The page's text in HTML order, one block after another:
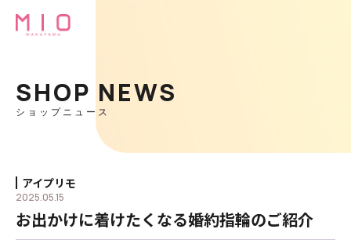
SHOP NEWS
ショップニュース
アイプリモ
2025.05.15
お出かけに着けたくなる婚約指輪のご紹介